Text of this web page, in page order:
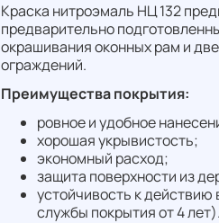
Краска нитроэмаль НЦ 132
предварительно
окрашивания оконных рам и
ограждений.
Преимущества покрытия:
ровное и удобное
хорошая укрывистость;
экономный расход;
защита поверхности из
устойчивость к
службы покрытия от 4 лет).